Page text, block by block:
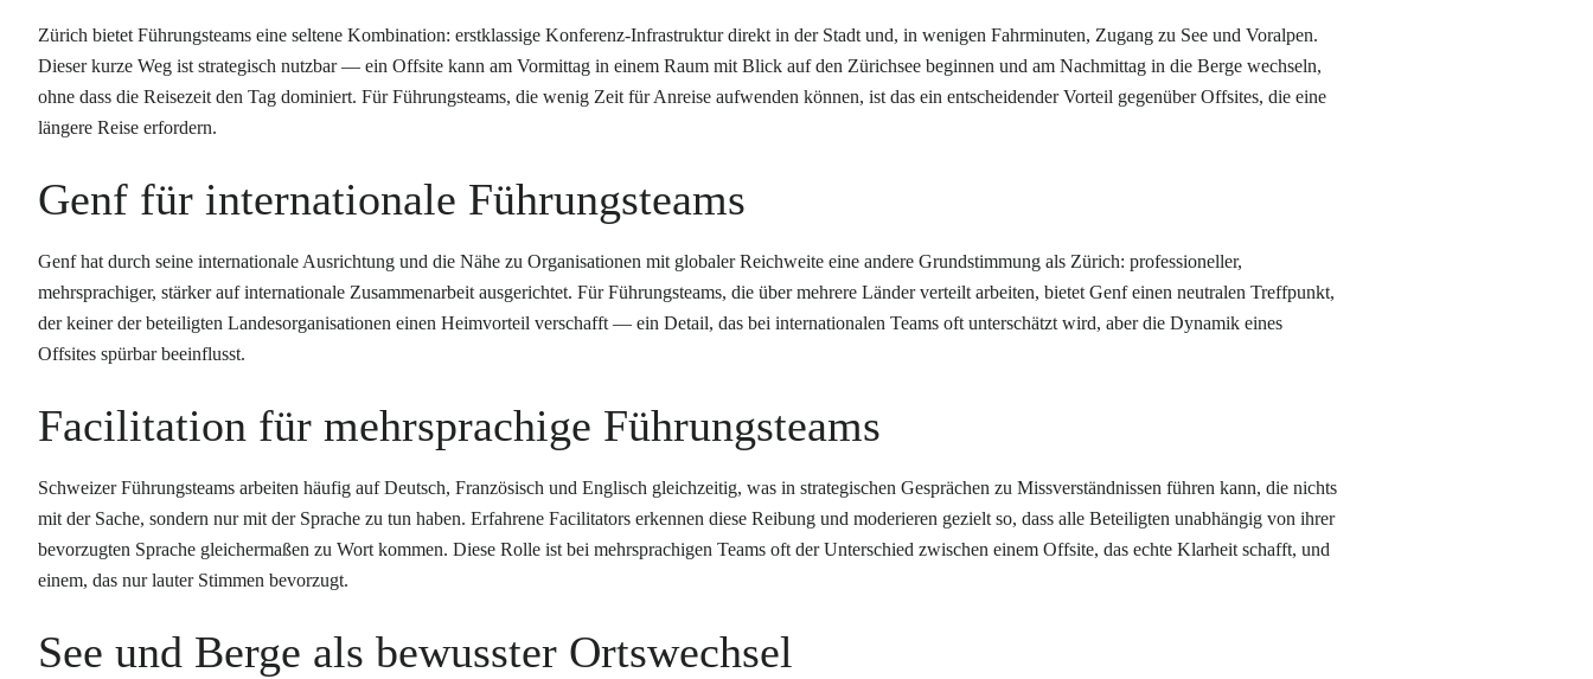
Zürich bietet Führungsteams eine seltene Kombination: erstklassige Konferenz-Infrastruktur direkt in der Stadt und, in wenigen Fahrminuten, Zugang zu See und Voralpen.
Dieser kurze Weg ist strategisch nutzbar — ein Offsite kann am Vormittag in einem Raum mit Blick auf den Zürichsee beginnen und am Nachmittag in die Berge wechseln,
ohne dass die Reisezeit den Tag dominiert. Für Führungsteams, die wenig Zeit für Anreise aufwenden können, ist das ein entscheidender Vorteil gegenüber Offsites, die eine
längere Reise erfordern.
Genf für internationale Führungsteams
Genf hat durch seine internationale Ausrichtung und die Nähe zu Organisationen mit globaler Reichweite eine andere Grundstimmung als Zürich: professioneller,
mehrsprachiger, stärker auf internationale Zusammenarbeit ausgerichtet. Für Führungsteams, die über mehrere Länder verteilt arbeiten, bietet Genf einen neutralen Treffpunkt,
der keiner der beteiligten Landesorganisationen einen Heimvorteil verschafft — ein Detail, das bei internationalen Teams oft unterschätzt wird, aber die Dynamik eines
Offsites spürbar beeinflusst.
Facilitation für mehrsprachige Führungsteams
Schweizer Führungsteams arbeiten häufig auf Deutsch, Französisch und Englisch gleichzeitig, was in strategischen Gesprächen zu Missverständnissen führen kann, die nichts
mit der Sache, sondern nur mit der Sprache zu tun haben. Erfahrene Facilitators erkennen diese Reibung und moderieren gezielt so, dass alle Beteiligten unabhängig von ihrer
bevorzugten Sprache gleichermaßen zu Wort kommen. Diese Rolle ist bei mehrsprachigen Teams oft der Unterschied zwischen einem Offsite, das echte Klarheit schafft, und
einem, das nur lauter Stimmen bevorzugt.
See und Berge als bewusster Ortswechsel